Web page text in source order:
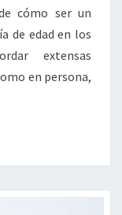
cómo ser un
de edad en los
extensas
en persona,